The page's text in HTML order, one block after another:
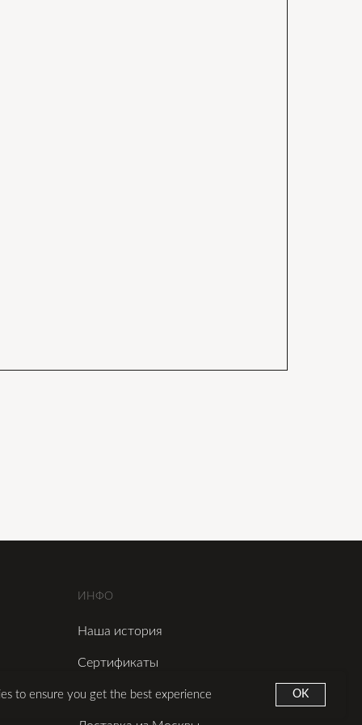
to ensure you get the best experience OK
ИНФО
Наша история
Сертификаты
Оплата